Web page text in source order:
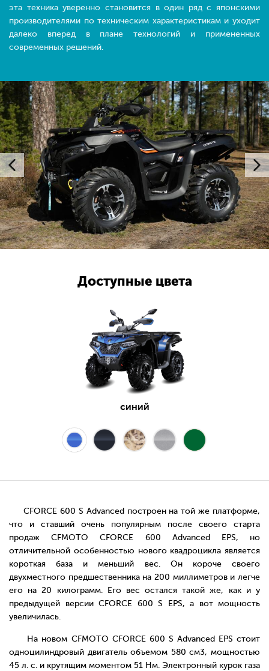
эта техника уверенно становится в один ряд с японскими
производителями по техническим характеристикам и уходит
далеко вперед в плане технологий и примененных
современных решений.
Доступные цвета
синий
CFORCE 600 S Advanced построен на той же платформе,
что и ставший очень популярным после своего старта
продаж CFMOTO CFORCE 600 Advanced EPS, но
отличительной особенностью нового квадроцикла является
короткая база и меньший вес. Он короче своего
двухместного предшественника на 200 миллиметров и легче
его на 20 килограмм. Его вес остался такой же, как и у
предыдущей версии CFORCE 600 S EPS, а вот мощность
увеличилась.
На новом CFMOTO CFORCE 600 S Advanced EPS стоит
одноцилиндровый двигатель объемом 580 см3, мощностью
45 л. с. и крутящим моментом 51 Нм. Электронный курок газа